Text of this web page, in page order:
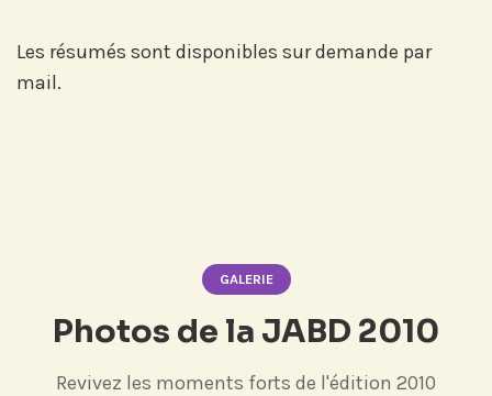
Les résumés sont disponibles sur demande par
mail.
GALERIE
Photos de la JABD 2010
Revivez les moments forts de l'édition 2010